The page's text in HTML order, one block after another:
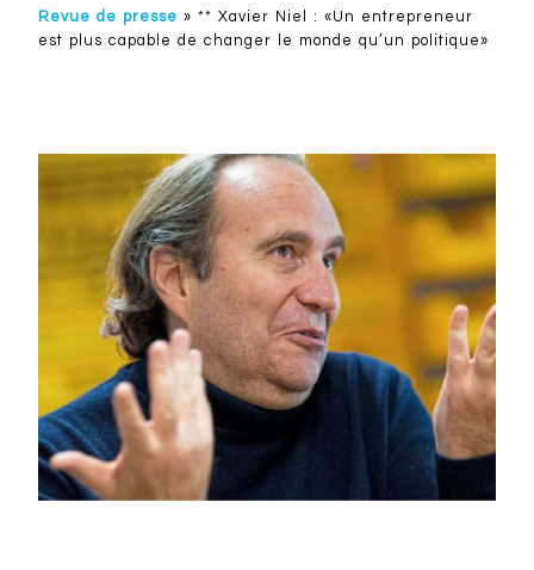
Revue de presse » ** Xavier Niel : «Un entrepreneur
est plus capable de changer le monde qu’un politique»